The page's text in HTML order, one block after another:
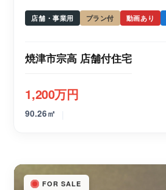
店舗・事業用 プラン付 動画あり
焼津市宗高 店舗付住宅
1,200万円
90.26㎡
FOR SALE